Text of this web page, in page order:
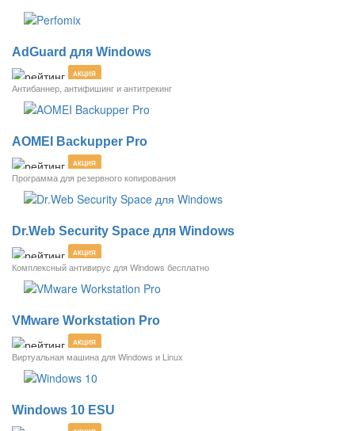
AdGuard для Windows
АКЦИЯ
Антибаннер, антифишинг и антитрекинг
AOMEI Backupper Pro
АКЦИЯ
Программа для резервного копирования
Dr.Web Security Space для Windows
АКЦИЯ
Комплексный антивирус для Windows бесплатно
VMware Workstation Pro
АКЦИЯ
Виртуальная машина для Windows и Linux
Windows 10 ESU